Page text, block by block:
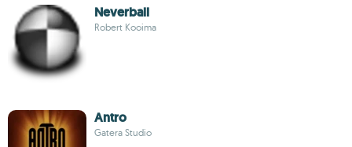
Neverball
Robert Kooima
Antro
Gatera Studio